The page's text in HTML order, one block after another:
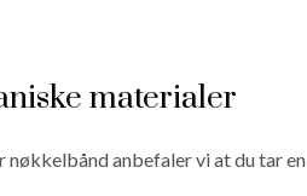
materialer
anbefaler vi at du tar en